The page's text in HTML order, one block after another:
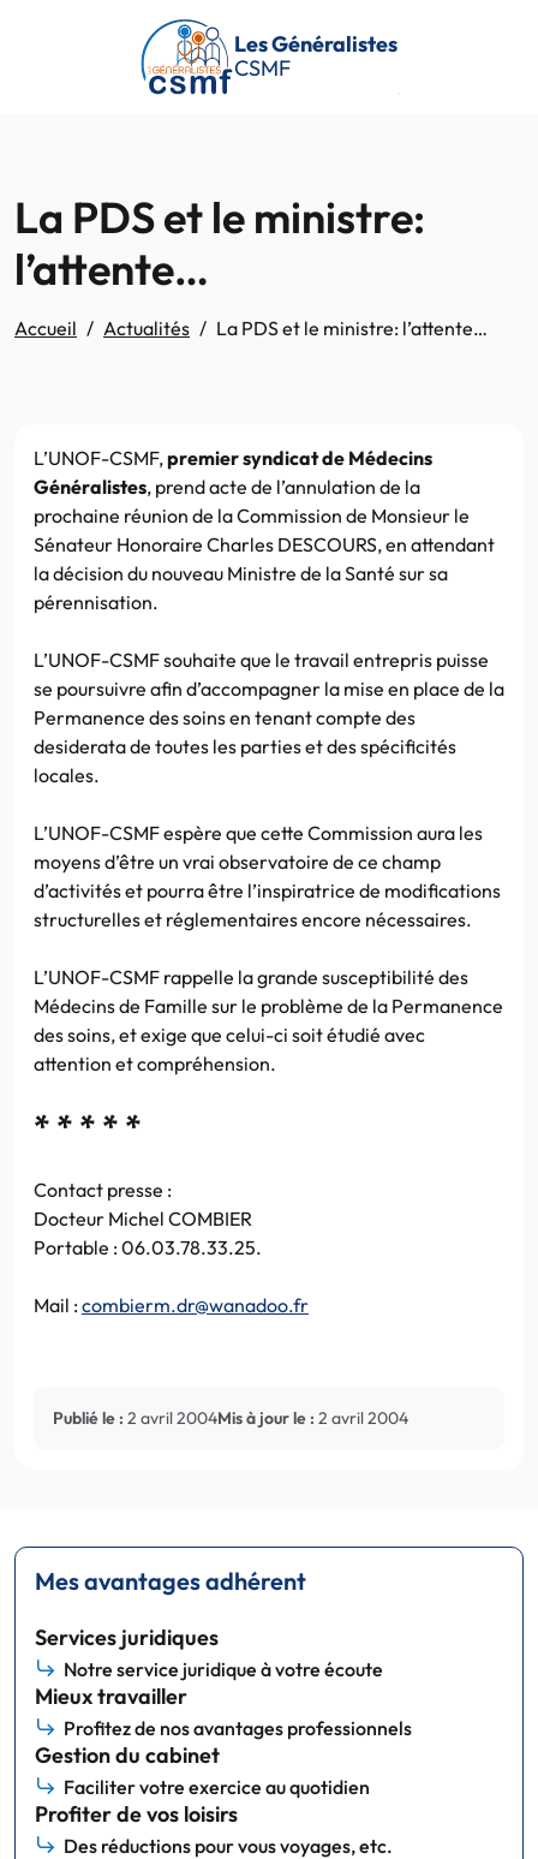
Passer au contenu principal
Les Généralistes
CSMF
La PDS et le ministre:
l’attente…
Accueil Actualités La PDS et le ministre: l’attente…
L’UNOF-CSMF,premier syndicat de Médecins
Généralistes, prend acte de l’annulation de la
prochaine réunion de la Commission de Monsieur le
Sénateur Honoraire Charles DESCOURS, en attendant
la décision du nouveau Ministre de la Santé sur sa
pérennisation.
L’UNOF-CSMF souhaite que le travail entrepris puisse
se poursuivre afin d’accompagner la mise en place de la
Permanence des soins en tenant compte des
desiderata de toutes les parties et des spécificités
locales.
L’UNOF-CSMF espère que cette Commission aura les
moyens d’être un vrai observatoire de ce champ
d’activités et pourra être l’inspiratrice de modifications
structurelles et réglementaires encore nécessaires.
L’UNOF-CSMF rappelle la grande susceptibilité des
Médecins de Famille sur le problème de la Permanence
des soins, et exige que celui-ci soit étudié avec
attention et compréhension.
* * * * *
Contact presse :
Docteur Michel COMBIER
Portable : 06.03.78.33.25.
Mail :combierm.dr@wanadoo.fr
Publié le : 2 avril 2004Mis à jour le : 2 avril 2004
Mes avantages adhérent
Services juridiques
Notre service juridique à votre écoute
Mieux travailler
Profitez de nos avantages professionnels
Gestion du cabinet
Faciliter votre exercice au quotidien
Profiter de vos loisirs
Des réductions pour vous voyages, etc.